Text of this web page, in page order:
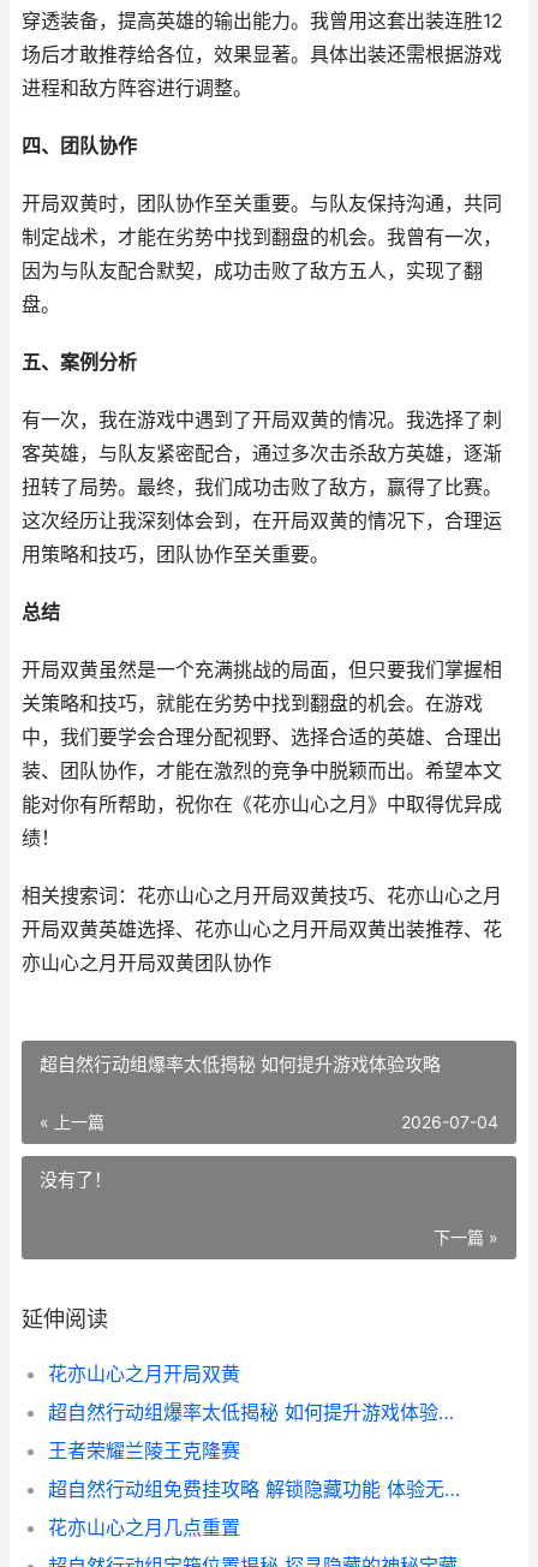
穿透装备，提高英雄的输出能力。我曾用这套出装连胜12
场后才敢推荐给各位，效果显著。具体出装还需根据游戏
进程和敌方阵容进行调整。
四、团队协作
开局双黄时，团队协作至关重要。与队友保持沟通，共同
制定战术，才能在劣势中找到翻盘的机会。我曾有一次，
因为与队友配合默契，成功击败了敌方五人，实现了翻
盘。
五、案例分析
有一次，我在游戏中遇到了开局双黄的情况。我选择了刺
客英雄，与队友紧密配合，通过多次击杀敌方英雄，逐渐
扭转了局势。最终，我们成功击败了敌方，赢得了比赛。
这次经历让我深刻体会到，在开局双黄的情况下，合理运
用策略和技巧，团队协作至关重要。
总结
开局双黄虽然是一个充满挑战的局面，但只要我们掌握相
关策略和技巧，就能在劣势中找到翻盘的机会。在游戏
中，我们要学会合理分配视野、选择合适的英雄、合理出
装、团队协作，才能在激烈的竞争中脱颖而出。希望本文
能对你有所帮助，祝你在《花亦山心之月》中取得优异成
绩！
相关搜索词：花亦山心之月开局双黄技巧、花亦山心之月
开局双黄英雄选择、花亦山心之月开局双黄出装推荐、花
亦山心之月开局双黄团队协作
超自然行动组爆率太低揭秘 如何提升游戏体验攻略
« 上一篇 2026-07-04
没有了！
下一篇 »
延伸阅读
花亦山心之月开局双黄
超自然行动组爆率太低揭秘 如何提升游戏体验攻略
王者荣耀兰陵王克隆赛
超自然行动组免费挂攻略 解锁隐藏功能 体验无挂畅玩之旅
花亦山心之月几点重置